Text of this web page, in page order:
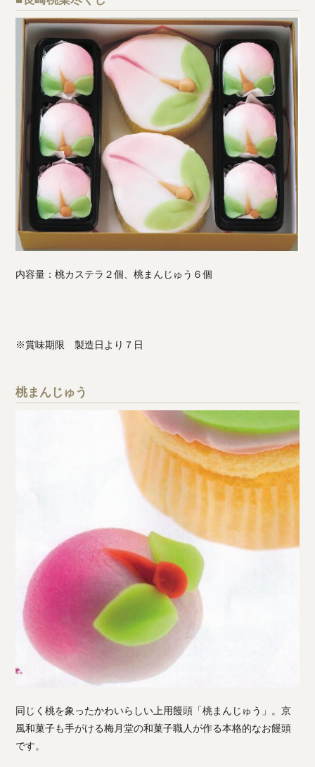
内容量：桃カステラ２個、桃まんじゅう６個
※賞味期限 製造日より７日
桃まんじゅう
同じく桃を象ったかわいらしい上用饅頭「桃まんじゅう」。京
風和菓子も手がける梅月堂の和菓子職人が作る本格的なお饅頭
です。